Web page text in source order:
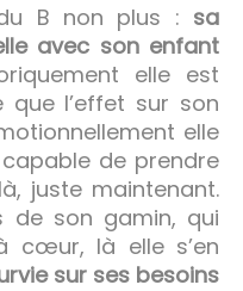
B non plus : sa
avec son enfant
elle est
l’effet sur son
elle
de prendre
juste maintenant.
de son gamin, qui
cœur, là elle s’en
sur ses besoins